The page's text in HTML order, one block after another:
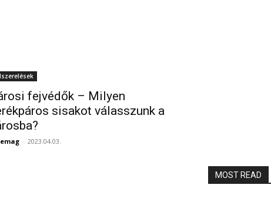
fejvédők – Milyen
sisakot válasszunk a
- 2023.04.03.
MOST READ